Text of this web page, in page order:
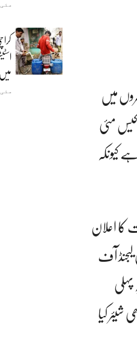
مئی 14, 2026
میں
مئی 14, 2026
میں
مئی
کیونکہ
اعلان
آف
کیا